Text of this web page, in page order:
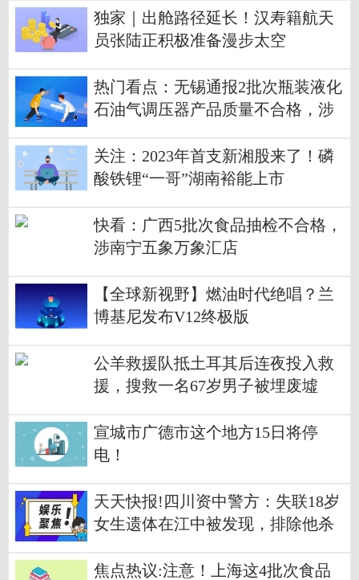
独家｜出舱路径延长！汉寿籍航天
员张陆正积极准备漫步太空
热门看点：无锡通报2批次瓶装液化
石油气调压器产品质量不合格，涉
关注：2023年首支新湘股来了！磷
酸铁锂“一哥”湖南裕能上市
快看：广西5批次食品抽检不合格，
涉南宁五象万象汇店
【全球新视野】燃油时代绝唱？兰
博基尼发布V12终极版
公羊救援队抵土耳其后连夜投入救
援，搜救一名67岁男子被埋废墟
宣城市广德市这个地方15日将停
电！
天天快报!四川资中警方：失联18岁
女生遗体在江中被发现，排除他杀
焦点热议:注意！上海这4批次食品